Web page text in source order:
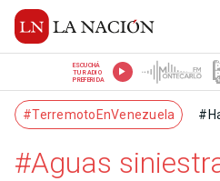
ESCUCHÁ
TU RADIO
PREFERIDA
#TerremotoEnVenezuela
#Aguas